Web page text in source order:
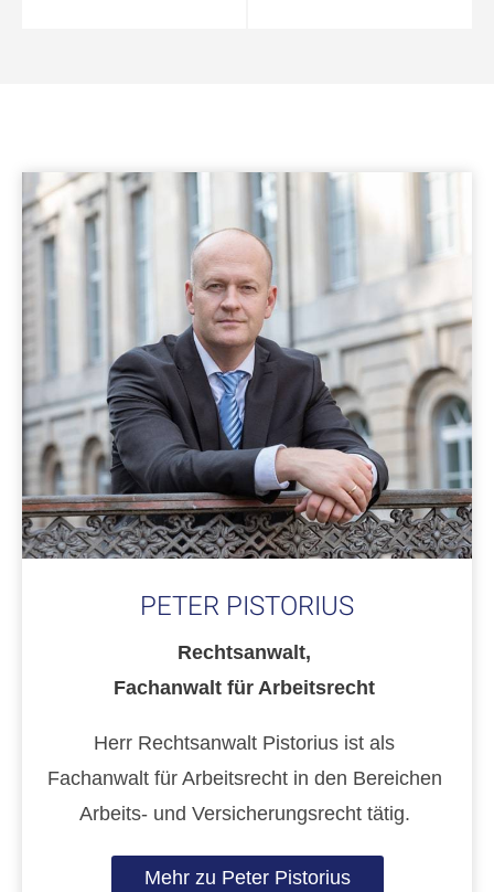
PETER PISTORIUS
Rechtsanwalt,
Fachanwalt für Arbeitsrecht
Herr Rechtsanwalt Pistorius ist als
Fachanwalt für Arbeitsrecht in den Bereichen
Arbeits- und Versicherungsrecht tätig.
Mehr zu Peter Pistorius